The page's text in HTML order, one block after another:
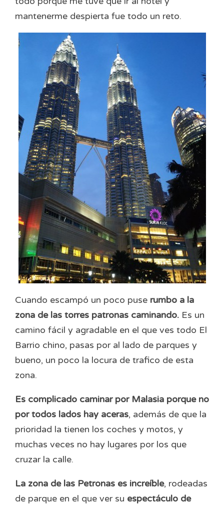
mantenerme despierta fue todo un reto.
Cuando escampó un poco puse rumbo a la
zona de las torres patronas caminando. Es un
camino fácil y agradable en el que ves todo El
Barrio chino, pasas por al lado de parques y
bueno, un poco la locura de trafico de esta
zona.
Es complicado caminar por Malasia porque no
por todos lados hay aceras, además de que la
prioridad la tienen los coches y motos, y
muchas veces no hay lugares por los que
cruzar la calle.
La zona de las Petronas es increíble, rodeadas
de parque en el que ver su espectáculo de